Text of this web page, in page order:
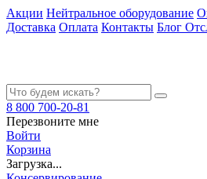
Акции Нейтральное оборудование
Доставка Оплата Контакты Блог
8 800 700-20-81
Перезвоните мне
Войти
Корзина
Загрузка...